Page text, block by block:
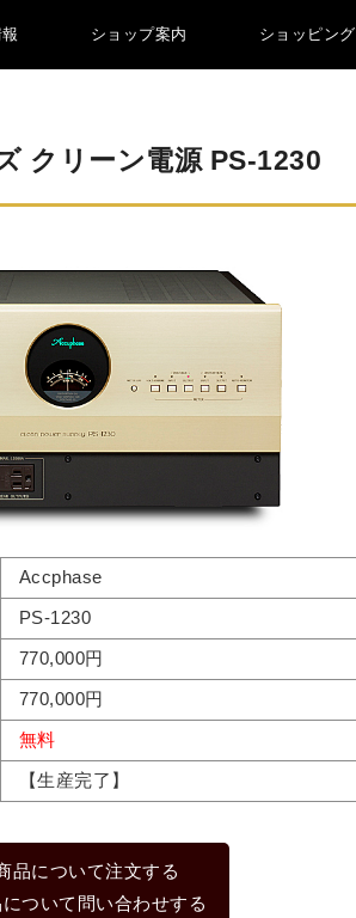
ショップ案内 ショッピング
クリーン電源 PS-1230
Accphase
PS-1230
770,000円
770,000円
無料
【生産完了】
品について注文する
ついて問い合わせする